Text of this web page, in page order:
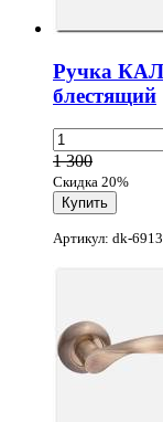
Ручка
блестящий
1 300
Скидка 20%
Артикул: dk-